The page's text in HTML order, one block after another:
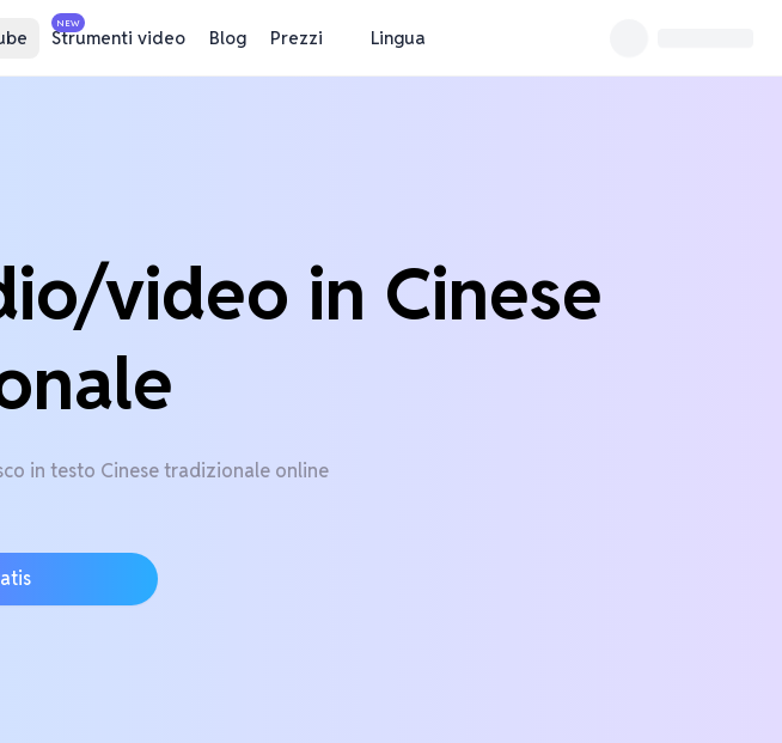
NEW
Strumenti video Blog Prezzi Lingua
video in Cinese
in testo Cinese tradizionale online